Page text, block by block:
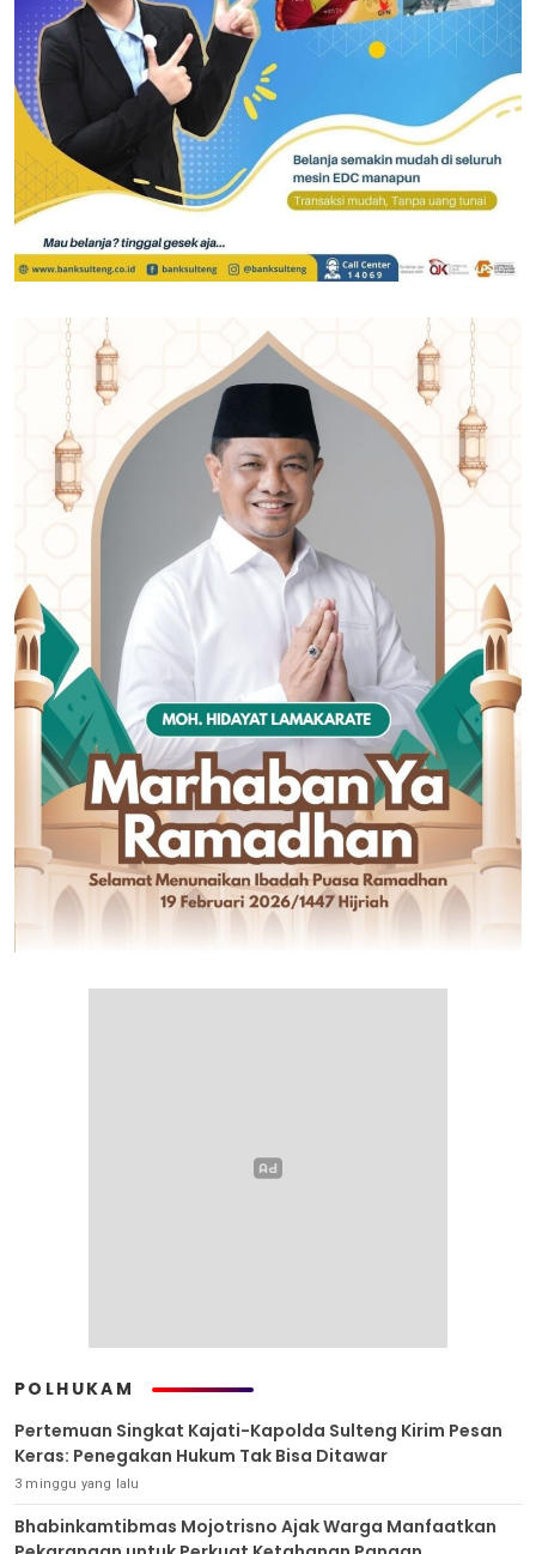
POLHUKAM
Pertemuan Singkat Kajati-Kapolda Sulteng Kirim Pesan
Keras: Penegakan Hukum Tak Bisa Ditawar
3 minggu yang lalu
Bhabinkamtibmas Mojotrisno Ajak Warga Manfaatkan